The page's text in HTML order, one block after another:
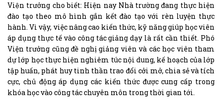
Viện trưởng cho biết: Hiện nay Nhà trường đang thực hiện
đào tạo theo mô hình gắn kết đào tạo với rèn luyện thực
hành. Vì vậy, việc nâng cao kiến thức, kỹ năng giúp học viên
áp dụng thực tế vào công tác giảng dạy là rất cần thiết. Phó
Viện trưởng cũng đề nghị giảng viên và các học viên tham
dự lớp học thực hiện nghiêm túc nội dung, kế hoạch của lớp
tập huấn, phát huy tinh thần trao đổi cởi mở, chia sẻ và tích
cực, chủ động áp dụng các kiến thức được cung cấp trong
khóa học vào công tác chuyên môn trong thời gian tới.